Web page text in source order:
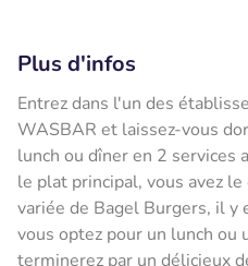
Plus d'infos
Entrez dans l'un des
WASBAR et laissez-vous
lunch ou dîner en 2 services
le plat principal, vous avez
variée de Bagel Burgers, il y
vous optez pour un lunch ou
terminerez par un délicieux